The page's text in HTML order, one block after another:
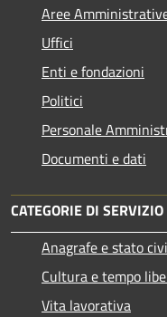
Aree
Uffici
Enti e fondazioni
Politici
Personale
Documenti e dati
CATEGORIE DI SERVIZIO
Anagrafe e stato
Cultura e tempo
Vita lavorativa